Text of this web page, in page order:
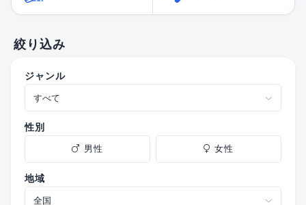
絞り込み
ジャンル
性別
男性 女性
地域